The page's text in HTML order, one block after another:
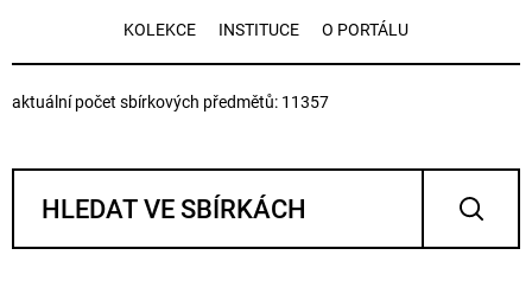
KOLEKCE INSTITUCE O PORTÁLU
aktuální počet sbírkových předmětů: 11357